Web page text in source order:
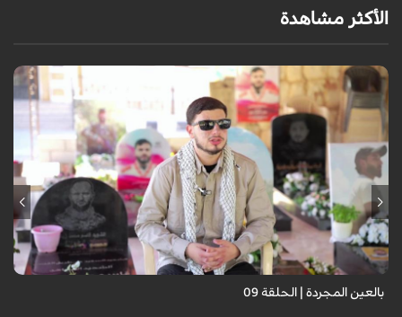
الأكثر مشاهدة
برنامج "بالعين المجردة" هو توثيق إنسانيٌّ شجاعٌ للحياة تحت وطأة الحرب،
حيث نستمع فيه إلى شهاداتٍ حيّةٍ لأشخاص عايشوا التفجيرات والدمار، فنرى
بعيونهم ت...
بالعين المجردة | الحلقة 09